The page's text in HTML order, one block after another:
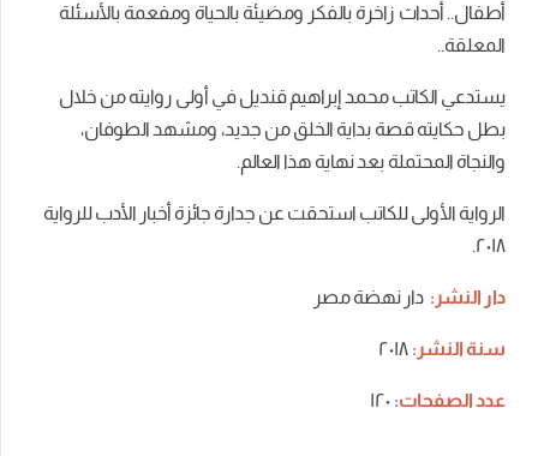
أطفال.. أحداث زاخرة بالفكر ومضيئة بالحياة ومفعمة بالأسئلة
المعلقة..
يستدعي الكاتب محمد إبراهيم قنديل في أولى روايته من خلال
بطل حكايته قصة بداية الخلق من جديد، ومشهد الطوفان،
والنجاة المحتملة بعد نهاية هذا العالم.
الرواية الأولى للكاتب استحقت عن جدارة جائزة أخبار الأدب للرواية
٢٠١٨.
دار النشر: دار نهضة مصر
سنة النشر: ٢٠١٨
عدد الصفحات: